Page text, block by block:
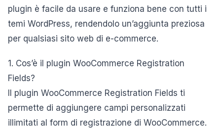
plugin è facile da usare e funziona bene con tutti i
temi WordPress, rendendolo un’aggiunta preziosa
per qualsiasi sito web di e-commerce.
1. Cos’è il plugin WooCommerce Registration
Fields?
Il plugin WooCommerce Registration Fields ti
permette di aggiungere campi personalizzati
illimitati al form di registrazione di WooCommerce.